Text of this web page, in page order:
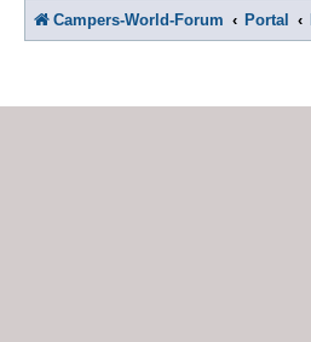
Campers-World-Forum Portal